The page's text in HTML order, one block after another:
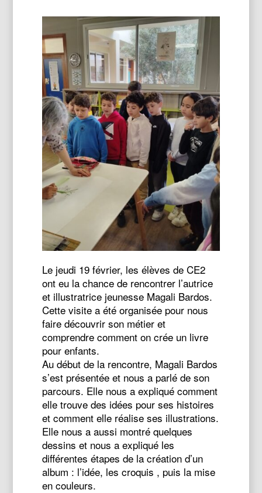
Le jeudi 19 février, les élèves de CE2
ont eu la chance de rencontrer l’autrice
et illustratrice jeunesse Magali Bardos.
Cette visite a été organisée pour nous
faire découvrir son métier et
comprendre comment on crée un livre
pour enfants.
Au début de la rencontre, Magali Bardos
s’est présentée et nous a parlé de son
parcours. Elle nous a expliqué comment
elle trouve des idées pour ses histoires
et comment elle réalise ses illustrations.
Elle nous a aussi montré quelques
dessins et nous a expliqué les
différentes étapes de la création d’un
album : l’idée, les croquis , puis la mise
en couleurs.